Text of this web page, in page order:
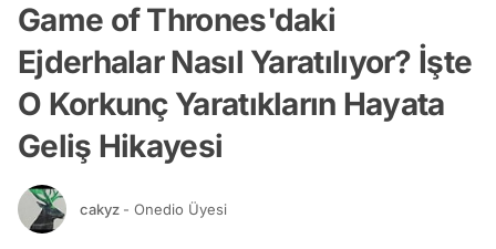
Game of Thrones'daki
Ejderhalar Nasıl Yaratılıyor? İşte
O Korkunç Yaratıkların Hayata
Geliş Hikayesi
cakyz - Onedio Üyesi